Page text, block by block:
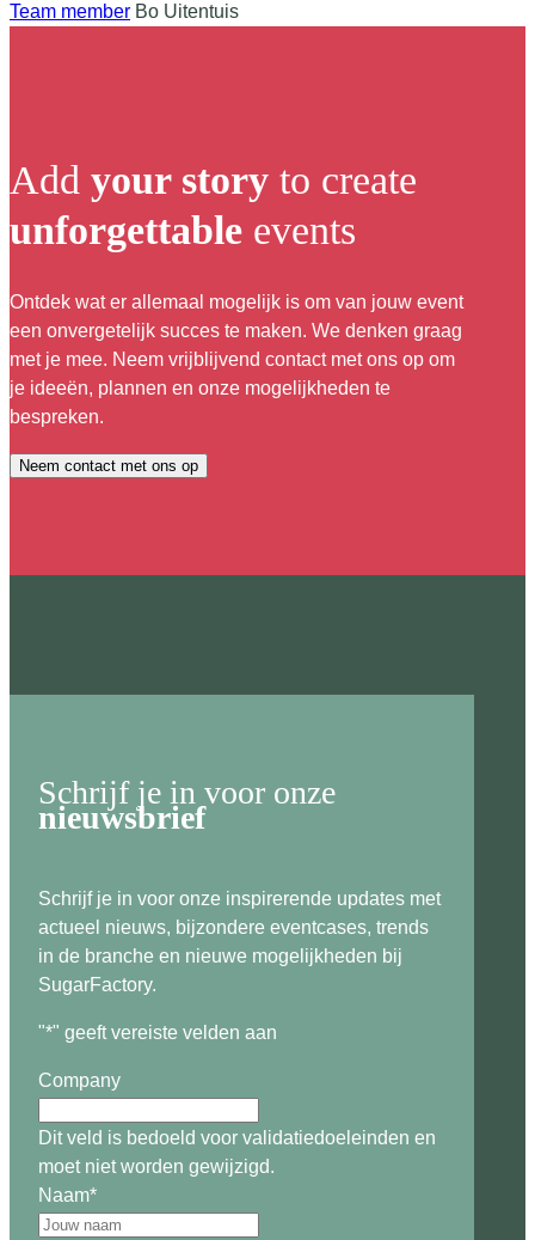
Team member Bo Uitentuis
Add your story to create
unforgettable events
Ontdek wat er allemaal mogelijk is om van jouw event
een onvergetelijk succes te maken. We denken graag
met je mee. Neem vrijblijvend contact met ons op om
je ideeën, plannen en onze mogelijkheden te
bespreken.
Neem contact met ons op
Schrijf je in voor onze
nieuwsbrief
Schrijf je in voor onze inspirerende updates met
actueel nieuws, bijzondere eventcases, trends
in de branche en nieuwe mogelijkheden bij
SugarFactory.
"*" geeft vereiste velden aan
Company
Dit veld is bedoeld voor validatiedoeleinden en
moet niet worden gewijzigd.
Naam*